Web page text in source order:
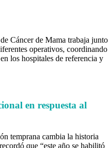
Cáncer de Mama trabaja junto
operativos, coordinando
los hospitales de referencia y
en respuesta al
temprana cambia la historia
que “este año se habilitó